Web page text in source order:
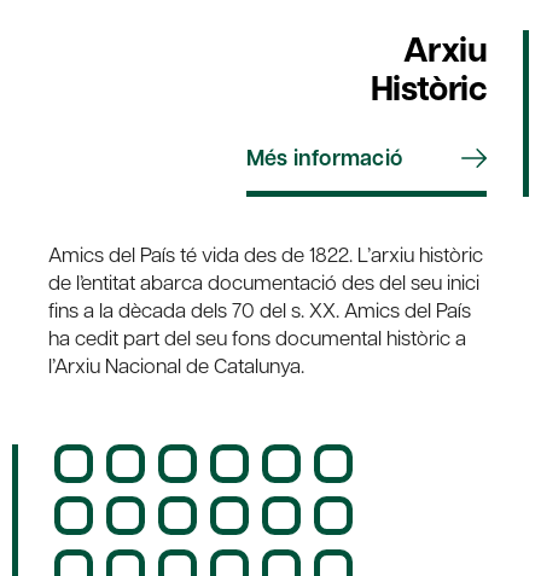
Arxiu
Històric
Més informació
Amics del País té vida des de 1822. L’arxiu històric
de l’entitat abarca documentació des del seu inici
fins a la dècada dels 70 del s. XX. Amics del País
ha cedit part del seu fons documental històric a
l’Arxiu Nacional de Catalunya.